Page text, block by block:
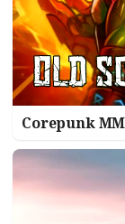
Corepunk